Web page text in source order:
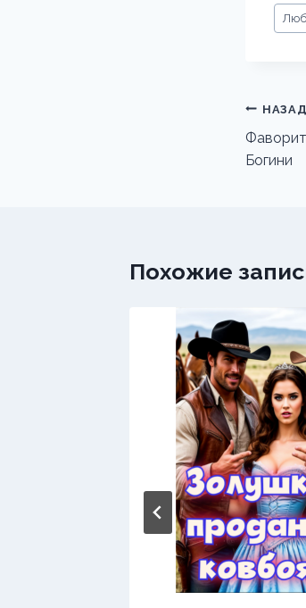
по
НАЗАД
Богини
Похожие